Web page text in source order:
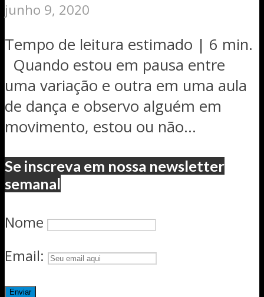
junho 9, 2020
Tempo de leitura estimado | 6 min.
Quando estou em pausa entre
uma variação e outra em uma aula
de dança e observo alguém em
movimento, estou ou não...
Se inscreva em nossa newsletter
semanal
Nome
Email: